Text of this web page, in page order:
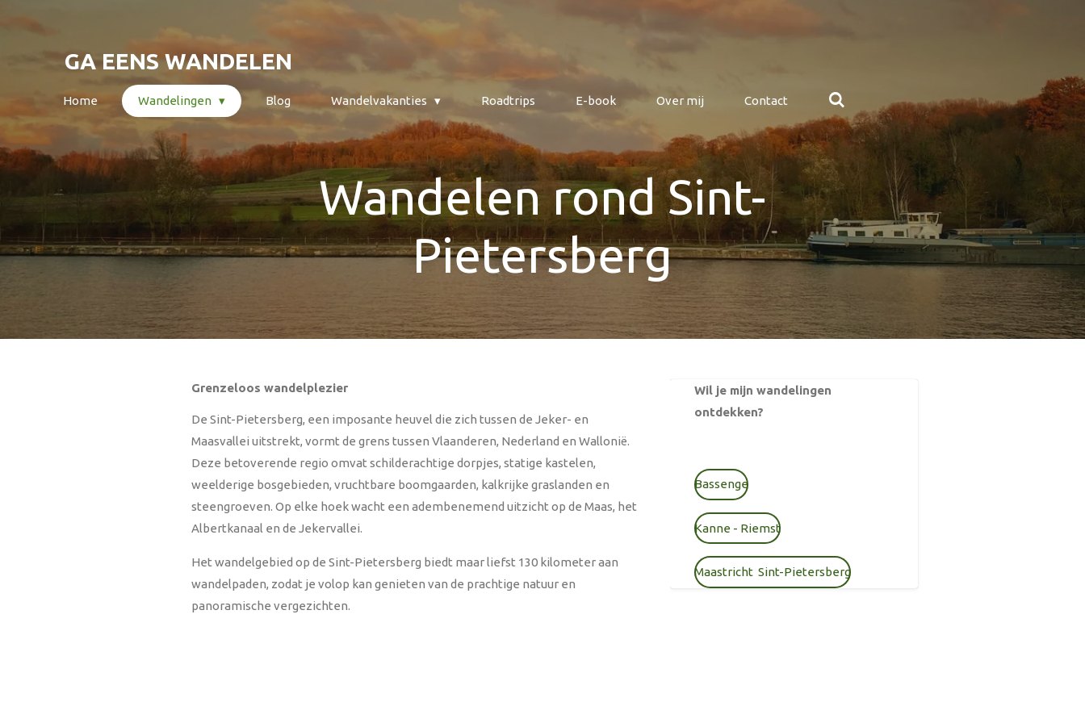
hoofdinhoud
GA EENS WANDELEN
Home Wandelingen Blog Wandelvakanties Roadtrips E-book Over mij Contact
Wandelen rond Sint-
Pietersberg
Grenzeloos wandelplezier
De Sint-Pietersberg, een imposante heuvel die zich tussen de Jeker- en
Maasvallei uitstrekt, vormt de grens tussen Vlaanderen, Nederland en Wallonië.
Deze betoverende regio omvat schilderachtige dorpjes, statige kastelen,
weelderige bosgebieden, vruchtbare boomgaarden, kalkrijke graslanden en
steengroeven. Op elke hoek wacht een adembenemend uitzicht op de Maas, het
Albertkanaal en de Jekervallei.
Het wandelgebied op de Sint-Pietersberg biedt maar liefst 130 kilometer aan
wandelpaden, zodat je volop kan genieten van de prachtige natuur en
panoramische vergezichten.
Wil je mijn wandelingen
ontdekken?
Bassenge
Kanne - Riemst
Maastricht Sint-Pietersberg